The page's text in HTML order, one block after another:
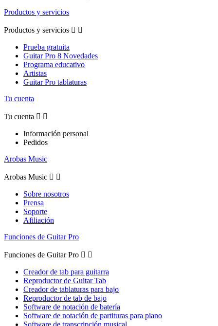
Productos y servicios
Productos y servicios  
Prueba gratuita
Guitar Pro 8 Novedades
Programa educativo
Artistas
Guitar Pro tablaturas
Tu cuenta
Tu cuenta  
Información personal
Pedidos
Arobas Music
Arobas Music  
Sobre nosotros
Prensa
Soporte
Afiliación
Funciones de Guitar Pro
Funciones de Guitar Pro  
Creador de tab para guitarra
Reproductor de Guitar Tab
Creador de tablaturas para bajo
Reproductor de tab de bajo
Software de notación de batería
Software de notación de partituras para piano
Software de transcripción musical